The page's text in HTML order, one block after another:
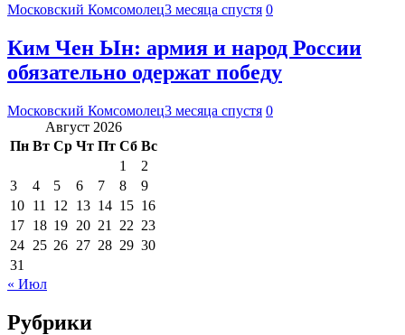
Московский Комсомолец3 месяца спустя 0
Ким Чен Ын: армия и народ России
обязательно одержат победу
Московский Комсомолец3 месяца спустя 0
Август 2026
Пн Вт Ср Чт Пт Сб Вс
1
2
3
4 5 6 7 8
9
10 11 12 13 14 15 16
17 18 19 20 21 22 23
24 25 26 27 28 29 30
31
« Июл
Рубрики